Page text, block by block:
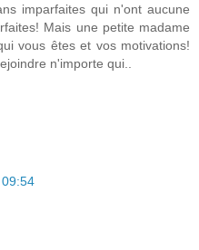
imparfaites qui n'ont aucune
Mais une petite madame
vous êtes et vos motivations!
n'importe qui..